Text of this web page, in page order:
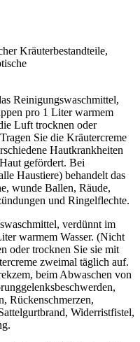
Kräuterbestandteile,
Reinigungswaschmittel,
pro 1 Liter warmem
Luft trocknen oder
Sie die Kräutercreme
Hautkrankheiten
gefördert. Bei
Haustiere) behandelt das
wunde Ballen, Räude,
und Ringelflechte.
verdünnt im
warmem Wasser. (Nicht
oder trocknen Sie sie mit
zweimal täglich auf.
beim Abwaschen von
Rückenschmerzen,
Widerristfistel,